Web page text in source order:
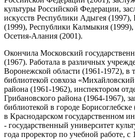
культуры Российской Федерации,
искусств Республики Адыгея
(1999), Республики Калмыкия
Осетия-Алания (2001).
Окончила Московский
(1967). Работала в различных
Воронежской области (1961-1972), в
библиотекой совхоза
района (1961-1962), инспектором
Грибановского района (1964-1967),
библиотекой в городе
в Краснодарском государственном
- государственный университет
года проректор по учебной работе, с